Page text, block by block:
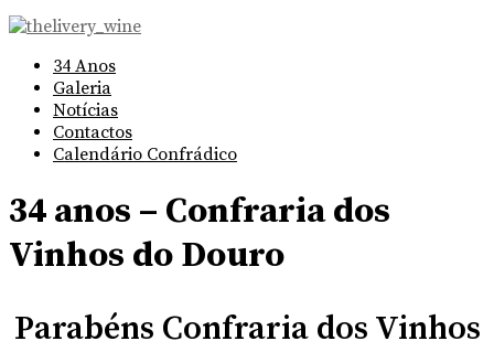
34 Anos
Galeria
Notícias
Contactos
Calendário Confrádico
34 anos – Confraria dos
Vinhos do Douro
Parabéns Confraria dos Vinhos